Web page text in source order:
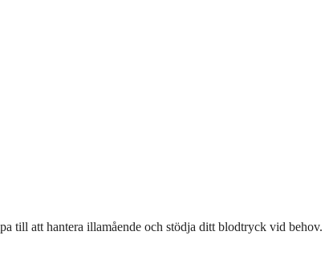
till att hantera illamående och stödja ditt blodtryck vid behov.